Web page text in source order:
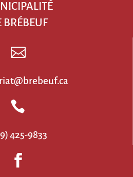
BRÉBEUF


425-9833
